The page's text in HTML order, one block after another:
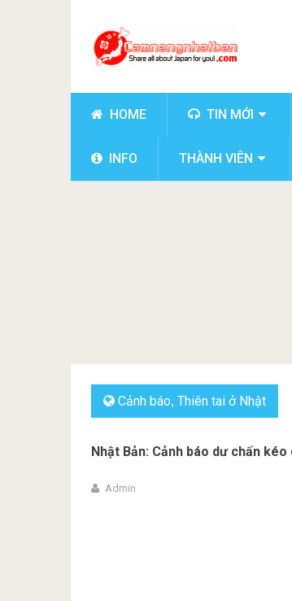
HOME TIN MỚI
INFO THÀNH VIÊN
Cảnh báo, Thiên tai ở Nhật
Nhật Bản: Cảnh báo dư chấn
Admin